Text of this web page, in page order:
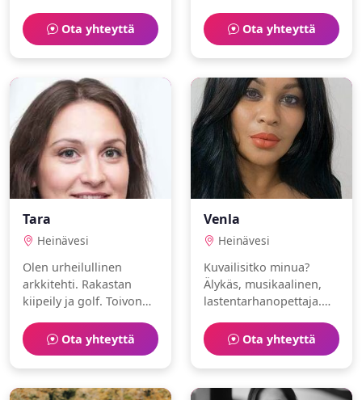
Ota yhteyttä
ruoanlaitto ja ratsastus.
Ota yhteyttä
Tara
Heinävesi
Olen urheilullinen
arkkitehti. Rakastan
kiipeily ja golf. Toivon
lämminhenkisen
ihmisen.
Ota yhteyttä
Venla
Heinävesi
Kuvailisitko minua?
Älykäs, musikaalinen,
lastentarhanopettaja.
musiikki.Ota yhteyttä